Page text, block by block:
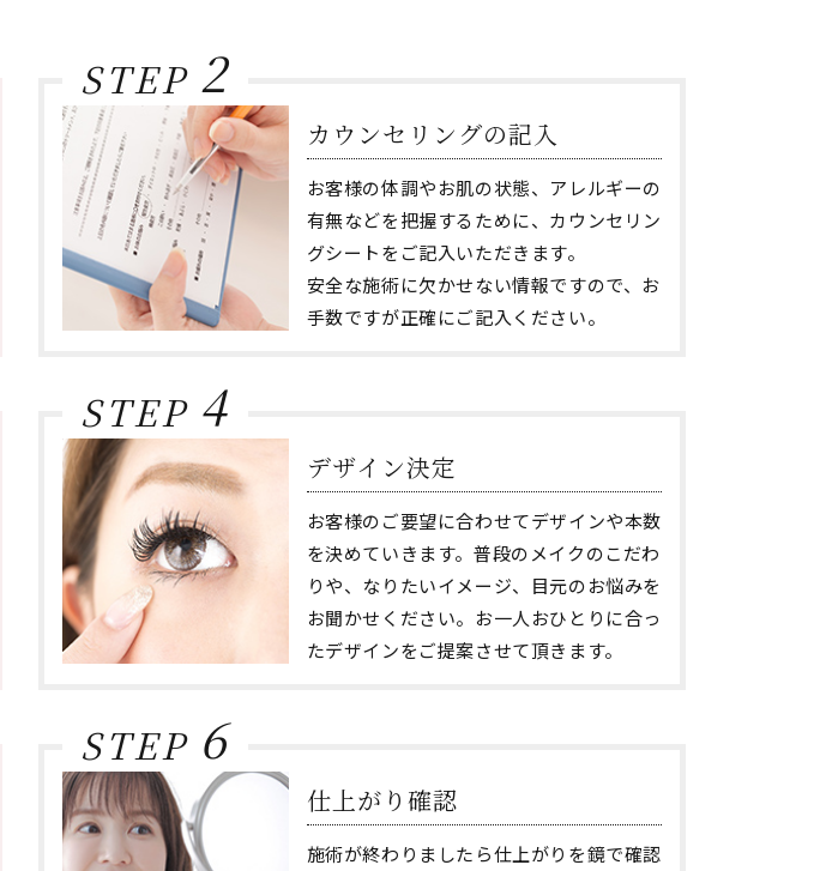
STEP 2
カウンセリングの記入
お客様の体調やお肌の状態、アレルギーの
有無などを把握するために、カウンセリン
グシートをご記入いただきます。
安全な施術に欠かせない情報ですので、お
手数ですが正確にご記入ください。
STEP 4
デザイン決定
お客様のご要望に合わせてデザインや本数
を決めていきます。普段のメイクのこだわ
りや、なりたいイメージ、目元のお悩みを
お聞かせください。お一人おひとりに合っ
たデザインをご提案させて頂きます。
STEP 6
仕上がり確認
施術が終わりましたら仕上がりを鏡で確認